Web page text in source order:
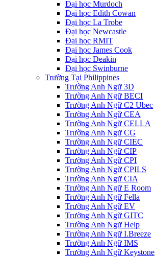
Đại học Murdoch
Đại học Edith Cowan
Đại học La Trobe
Đại học Newcastle
Đại học RMIT
Đại học James Cook
Đại học Deakin
Đại học Swinburne
Trường Tại Philippines
Trường Anh Ngữ 3D
Trường Anh Ngữ BECI
Trường Anh Ngữ C2 Ubec
Trường Anh Ngữ CEA
Trường Anh Ngữ CELLA
Trường Anh Ngữ CG
Trường Anh Ngữ CIEC
Trường Anh Ngữ CIP
Trường Anh Ngữ CPI
Trường Anh Ngữ CPILS
Trường Anh Ngữ CIA
Trường Anh Ngữ E Room
Trường Anh Ngữ Fella
Trường Anh Ngữ EV
Trường Anh Ngữ GITC
Trường Anh Ngữ Help
Trường Anh Ngữ I.Breeze
Trường Anh Ngữ IMS
Trường Anh Ngữ Keystone